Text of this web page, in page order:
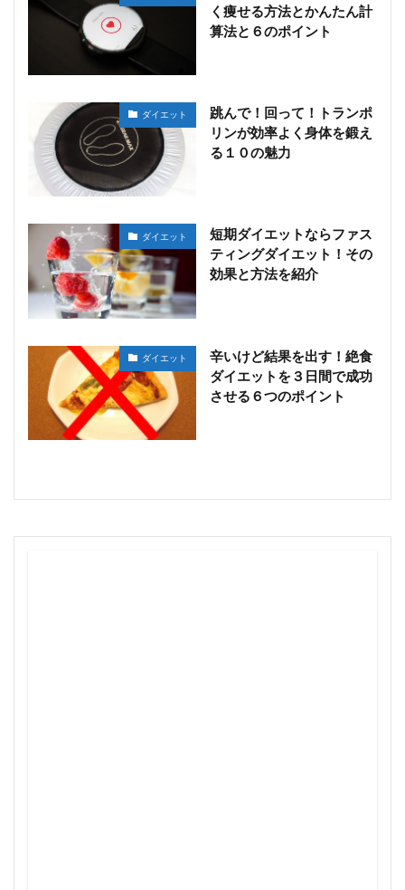
く痩せる方法とかんたん計
算法と６のポイント
ダイエット
跳んで！回って！トランポ
リンが効率よく身体を鍛え
る１０の魅力
ダイエット
短期ダイエットならファス
ティングダイエット！その
効果と方法を紹介
ダイエット
辛いけど結果を出す！絶食
ダイエットを３日間で成功
させる６つのポイント